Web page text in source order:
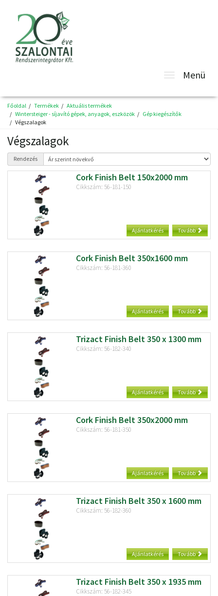
Toggle
Menü
Főoldal Termékek
Aktuális termékek
Wintersteiger - síjavító gépek, anyagok, eszközök
Gép kiegészítők
Végszalagok
Végszalagok
Rendezés
Cork Finish Belt 150x2000 mm
Cikkszám: 56-181-150
Ajánlatkérés Tovább
Cork Finish Belt 350x1600 mm
Cikkszám: 56-181-360
Ajánlatkérés Tovább
Trizact Finish Belt 350 x 1300 mm
Cikkszám: 56-182-340
Ajánlatkérés Tovább
Cork Finish Belt 350x2000 mm
Cikkszám: 56-181-350
Ajánlatkérés Tovább
Trizact Finish Belt 350 x 1600 mm
Cikkszám: 56-182-360
Ajánlatkérés Tovább
Trizact Finish Belt 350 x 1935 mm
Cikkszám: 56-182-345